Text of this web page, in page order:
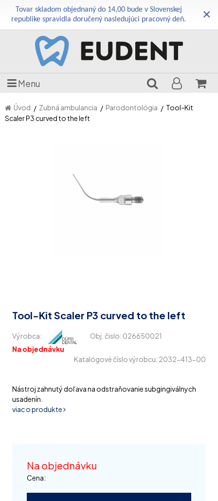
Tovar skladom objednaný do 14,00 bude v Slovenskej
republike spravidla doručený nasledujúci pracovný deň.
×
Menu
Úvod Zubná ambulancia Parodontológia
Tool-Kit
Scaler P3 curved to the left
Tool-Kit Scaler P3 curved to the left
Výrobca: Obj. čislo: 026650021
Na objednávku
Katalógové číslo výrobcu: 2032-413-00
Nástroj zahnutý doľava na odstraňovanie subgingiválnych
usadenín.
viac o produkte
Na objednávku
Cena: